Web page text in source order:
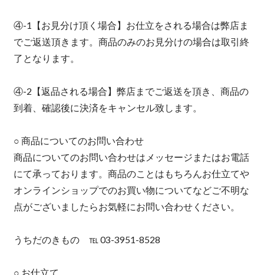
④-1【お見分け頂く場合】お仕立をされる場合は弊店ま
でご返送頂きます。商品のみのお見分けの場合は取引終
了となります。
④-2【返品される場合】弊店までご返送を頂き、商品の
到着、確認後に決済をキャンセル致します。
○ 商品についてのお問い合わせ
商品についてのお問い合わせはメッセージまたはお電話
にて承っております。商品のことはもちろんお仕立てや
オンラインショップでのお買い物についてなどご不明な
点がございましたらお気軽にお問い合わせください。
うちだのきもの ℡ 03-3951-8528
○ お仕立て